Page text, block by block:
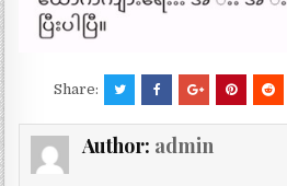
Share:
Author: admin